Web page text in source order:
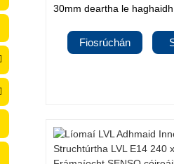
30mm deartha le haghaidh
Fiosrúchán